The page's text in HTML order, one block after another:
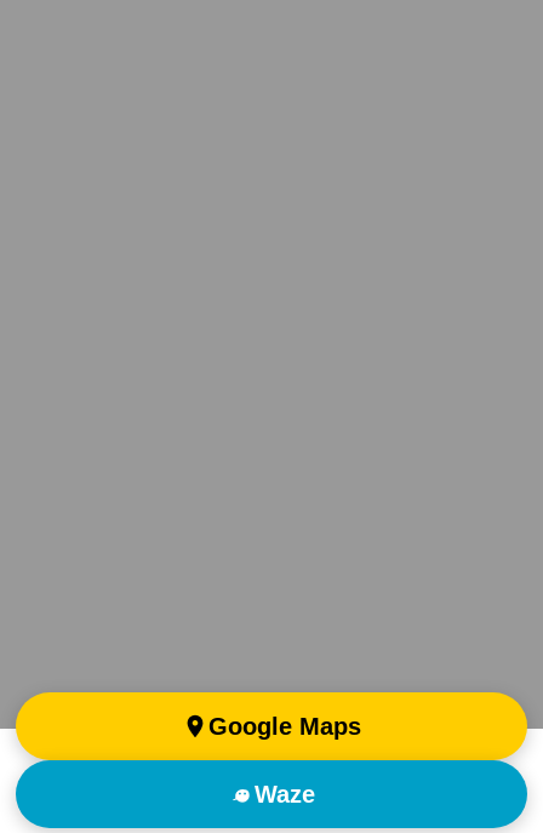
Google Maps
Waze